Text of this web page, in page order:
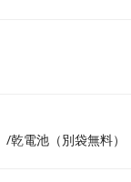
乾電池（別袋無料）